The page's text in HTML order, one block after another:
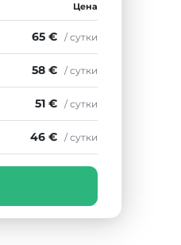
Цена
65 € / сутки
58 € / сутки
51 € / сутки
46 € / сутки